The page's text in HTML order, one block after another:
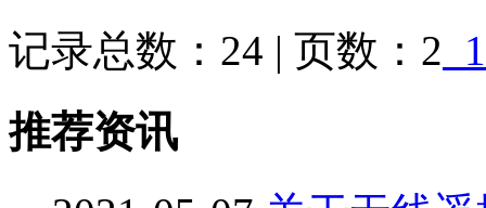
记录总数：24 | 页数：2 1
推荐资讯